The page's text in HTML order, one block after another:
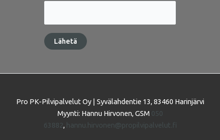
Pro PK-Pilvipalvelut Oy | Syvälahdentie 13, 83460 Harinjärvi
Myynti: Hannu Hirvonen, GSM 050
63882, hannu.hirvonen@propilvipalvelut.fi